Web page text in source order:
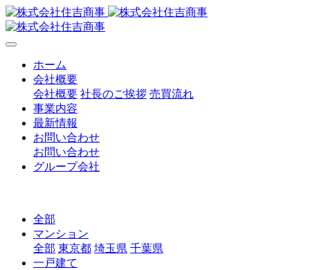
ホーム
会社概要
会社概要 社長のご挨拶 売買流れ
事業内容
最新情報
お問い合わせ
お問い合わせ
グループ会社
全部
マンション
全部 東京都 埼玉県 千葉県
一戸建て